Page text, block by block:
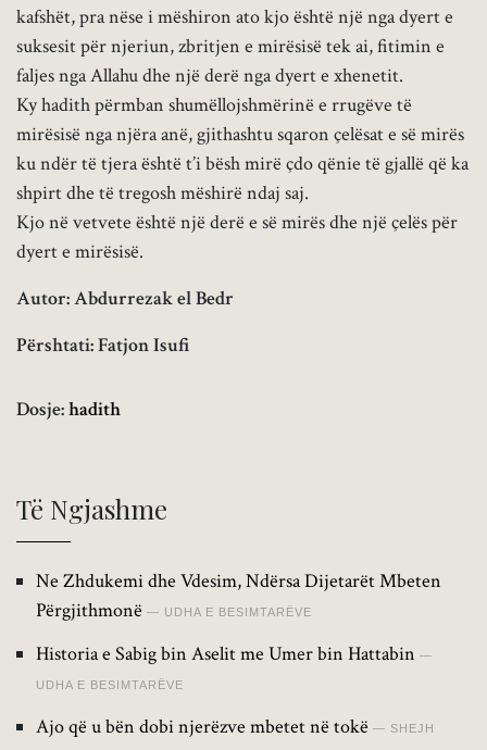
kafshët, pra nëse i mëshiron ato kjo është një nga dyert e
suksesit për njeriun, zbritjen e mirësisë tek ai, fitimin e
faljes nga Allahu dhe një derë nga dyert e xhenetit.
Ky hadith përmban shumëllojshmërinë e rrugëve të
mirësisë nga njëra anë, gjithashtu sqaron çelësat e së mirës
ku ndër të tjera është t’i bësh mirë çdo qënie të gjallë që ka
shpirt dhe të tregosh mëshirë ndaj saj.
Kjo në vetvete është një derë e së mirës dhe një çelës për
dyert e mirësisë.
Autor: Abdurrezak el Bedr
Përshtati: Fatjon Isufi
Dosje:hadith
Të Ngjashme
Ne Zhdukemi dhe Vdesim, Ndërsa Dijetarët Mbeten
Përgjithmonë
UDHA E BESIMTARËVE
Historia e Sabig bin Aselit me Umer bin Hattabin
UDHA E BESIMTARËVE
Ajo që u bën dobi njerëzve mbetet në tokë SHEJH